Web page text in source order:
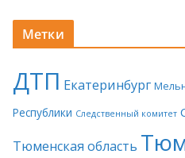
Метки
ДТП Екатеринбург
Республики Следственный комитет
Тюменская область